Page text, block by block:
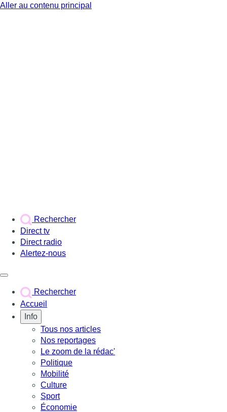
Aller au contenu principal
Rechercher
Direct tv
Direct radio
Alertez-nous
Rechercher
Accueil
Info
Tous nos articles
Nos reportages
Le zoom de la rédac'
Politique
Mobilité
Culture
Sport
Économie